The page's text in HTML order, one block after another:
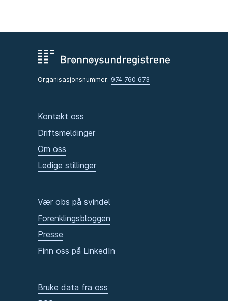
Organisasjonsnummer: 974 760 673
Kontakt oss
Driftsmeldinger
Om oss
Ledige stillinger
Vær obs på svindel
Forenklingsbloggen
Presse
Finn oss på LinkedIn
Bruke data fra oss